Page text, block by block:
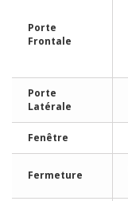
Porte
Frontale
Porte
Latérale
Fenêtre
Fermeture